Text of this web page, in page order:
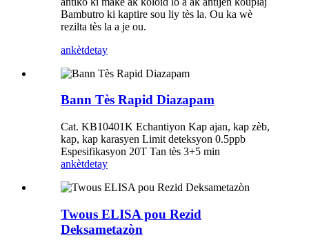
Bambutro ki kaptire sou liy tès la. Ou ka wè
rezilta tès la a je ou.
ankètdetay
Bann Tès Rapid Diazapam
Cat. KB10401K Echantiyon Kap ajan, kap zèb,
kap, kap karasyen Limit deteksyon 0.5ppb
Espesifikasyon 20T Tan tès 3+5 min
ankètdetay
Twous ELISA pou Rezid
Deksametazòn